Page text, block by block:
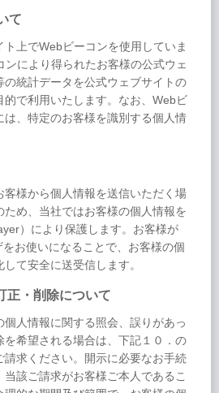
て
上でWebビーコンを使用していま
により得られたお客様の公式ウェ
の統計データを公式ウェブサイトの
的で利用いたします。なお、Webビ
は、特定のお客様を識別する個人情
様から個人情報を送信いただく場
め、当社ではお客様の個人情報を
）により保護します。お客様が
お使いになることで、お客様の個
て安全に送受信します。
正・削除について
人情報に関する照会、誤りがあっ
を希望される場合は、下記１０．の
請求ください。開示に必要なお手続
該ご請求がお客様ご本人であるこ